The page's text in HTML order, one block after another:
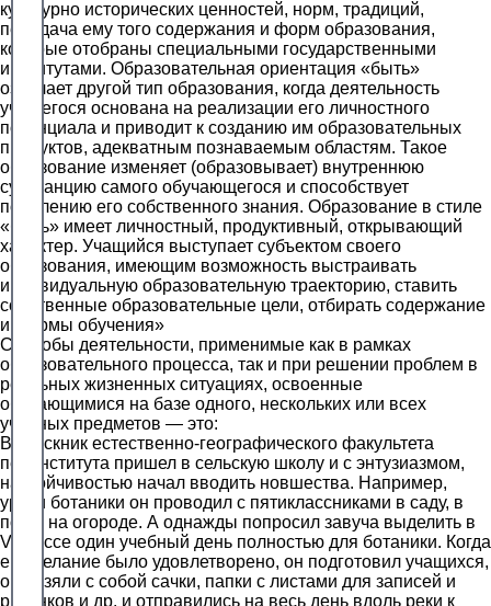
культурно исторических ценностей, норм, традиций,
передача ему того содержания и форм образования,
которые отобраны специальными государственными
институтами. Образовательная ориентация «быть»
означает другой тип образования, когда деятельность
учащегося основана на реализации его личностного
потенциала и приводит к созданию им образовательных
продуктов, адекватным познаваемым областям. Такое
образование изменяет (образовывает) внутреннюю
субстанцию самого обучающегося и способствует
появлению его собственного знания. Образование в стиле
«быть» имеет личностный, продуктивный, открывающий
характер. Учащийся выступает субъектом своего
образования, имеющим возможность выстраивать
индивидуальную образовательную траекторию, ставить
собственные образовательные цели, отбирать содержание
и формы обучения»
Способы деятельности, применимые как в рамках
образовательного процесса, так и при решении проблем в
реальных жизненных ситуациях, освоенные
обучающимися на базе одного, нескольких или всех
учебных предметов — это:
Выпускник естественно-географического факультета
пединститута пришел в сельскую школу и с энтузиазмом,
настойчивостью начал вводить новшества. Например,
уроки ботаники он проводил с пятиклассниками в саду, в
поле, на огороде. А однажды попросил завуча выделить в
V классе один учебный день полностью для ботаники. Когда
его желание было удовлетворено, он подготовил учащихся,
они взяли с собой сачки, папки с листами для записей и
рисунков и др. и отправились на весь день вдоль реки к